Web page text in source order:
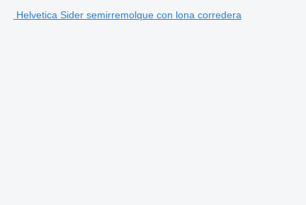
Helvetica Sider semirremolque con lona corredera